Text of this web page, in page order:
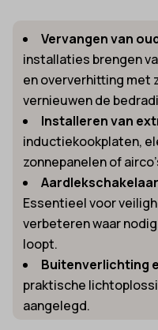
Vervangen van
installaties brengen
en oververhitting met
vernieuwen de
Installeren van
inductiekookplaten,
zonnepanelen of
Essentieel voor
verbeteren waar
loopt.
Buitenverlichting
praktische
aangelegd.